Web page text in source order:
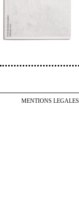
MENTIONS LEGALES